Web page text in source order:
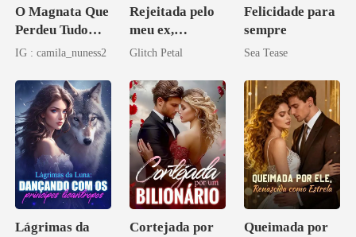
O Magnata Que
Perdeu Tudo
Inclusive Ela
IG : camila_nuness2
Rejeitada pelo
meu ex,
desejada pelo
Glitch Petal
Felicidade para
sempre
Sea Tease
Lágrimas da
Cortejada por
Queimada por